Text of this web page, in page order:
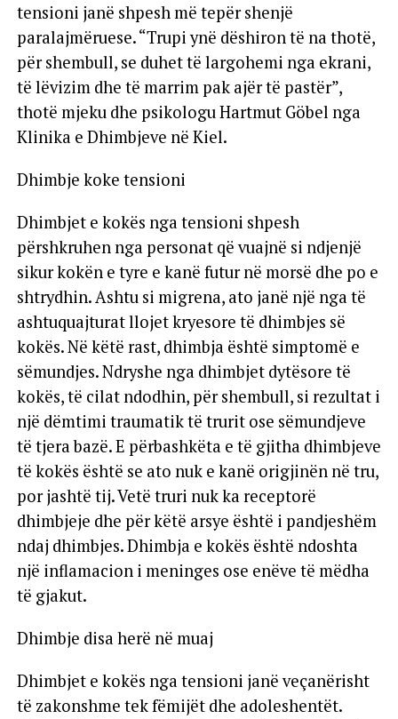
tensioni janë shpesh më tepër shenjë
paralajmëruese. “Trupi ynë dëshiron të na thotë,
për shembull, se duhet të largohemi nga ekrani,
të lëvizim dhe të marrim pak ajër të pastër”,
thotë mjeku dhe psikologu Hartmut Göbel nga
Klinika e Dhimbjeve në Kiel.
Dhimbje koke tensioni
Dhimbjet e kokës nga tensioni shpesh
përshkruhen nga personat që vuajnë si ndjenjë
sikur kokën e tyre e kanë futur në morsë dhe po e
shtrydhin. Ashtu si migrena, ato janë një nga të
ashtuquajturat llojet kryesore të dhimbjes së
kokës. Në këtë rast, dhimbja është simptomë e
sëmundjes. Ndryshe nga dhimbjet dytësore të
kokës, të cilat ndodhin, për shembull, si rezultat i
një dëmtimi traumatik të trurit ose sëmundjeve
të tjera bazë. E përbashkëta e të gjitha dhimbjeve
të kokës është se ato nuk e kanë origjinën në tru,
por jashtë tij. Vetë truri nuk ka receptorë
dhimbjeje dhe për këtë arsye është i pandjeshëm
ndaj dhimbjes. Dhimbja e kokës është ndoshta
një inflamacion i meninges ose enëve të mëdha
të gjakut.
Dhimbje disa herë në muaj
Dhimbjet e kokës nga tensioni janë veçanërisht
të zakonshme tek fëmijët dhe adoleshentët.